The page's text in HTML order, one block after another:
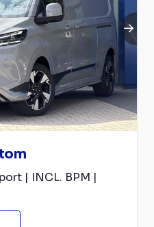
| INCL. BPM |